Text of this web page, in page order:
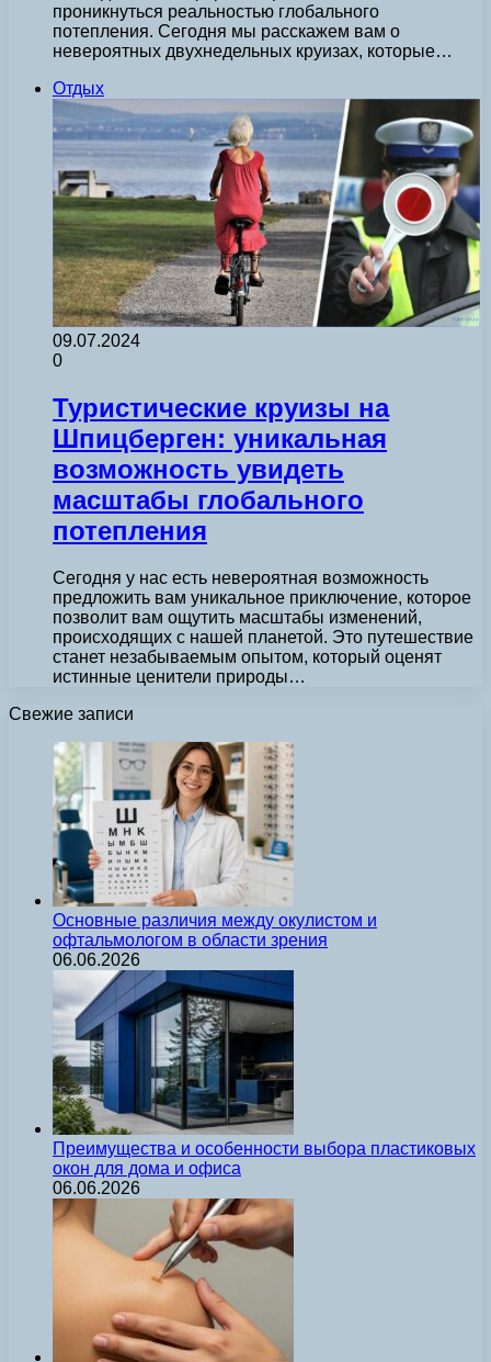
проникнуться реальностью глобального
потепления. Сегодня мы расскажем вам о
невероятных двухнедельных круизах, которые…
Отдых
09.07.2024
0
Туристические круизы на
Шпицберген: уникальная
возможность увидеть
масштабы глобального
потепления
Сегодня у нас есть невероятная возможность
предложить вам уникальное приключение, которое
позволит вам ощутить масштабы изменений,
происходящих с нашей планетой. Это путешествие
станет незабываемым опытом, который оценят
истинные ценители природы…
Свежие записи
Основные различия между окулистом и
офтальмологом в области зрения
06.06.2026
Преимущества и особенности выбора пластиковых
окон для дома и офиса
06.06.2026